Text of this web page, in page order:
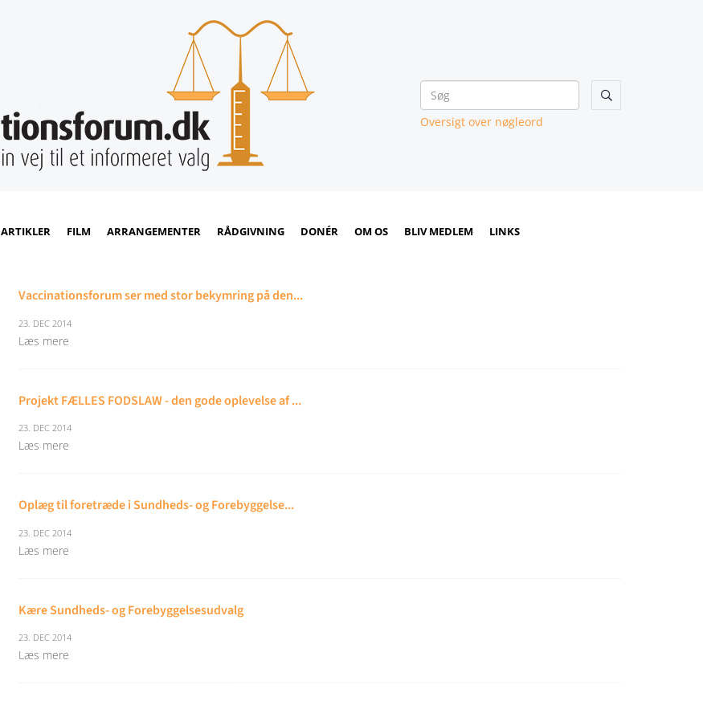

Oversigt over nøgleord
ARTIKLER FILM ARRANGEMENTER RÅDGIVNING DONÉR OM OS BLIV MEDLEM LINKS
Vaccinationsforum ser med stor bekymring på den...
23. DEC 2014
Læs mere
Projekt FÆLLES FODSLAW - den gode oplevelse af ...
23. DEC 2014
Læs mere
Oplæg til foretræde i Sundheds- og Forebyggelse...
23. DEC 2014
Læs mere
Kære Sundheds- og Forebyggelsesudvalg
23. DEC 2014
Læs mere